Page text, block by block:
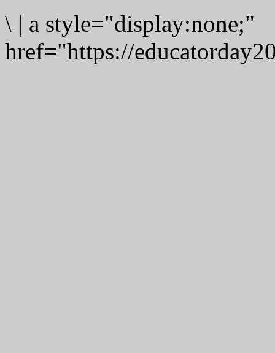
\ | a style="display:none;"
href="https://